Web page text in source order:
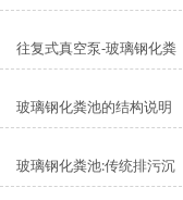
往复式真空泵-玻璃钢化粪
玻璃钢化粪池的结构说明
玻璃钢化粪池:传统排污沉